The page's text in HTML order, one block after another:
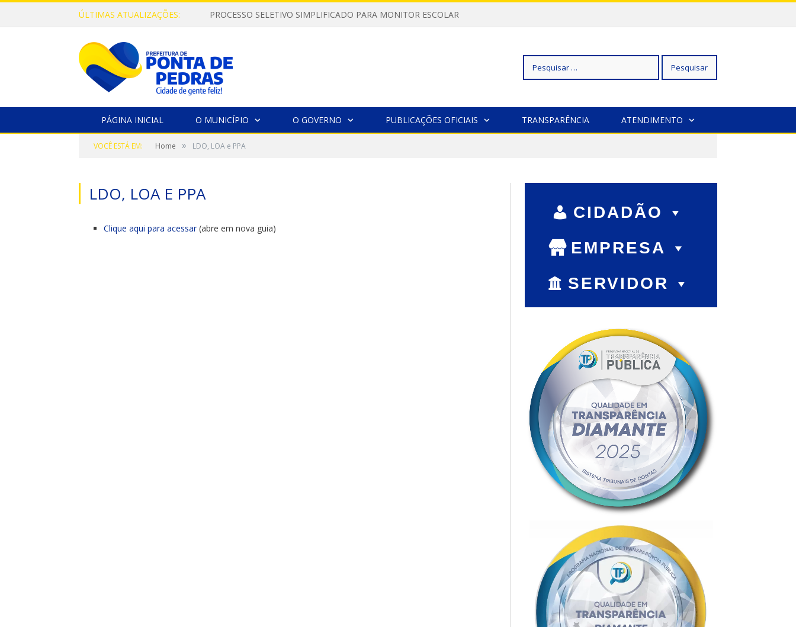
ÚLTIMAS ATUALIZAÇÕES: PROCESSO SELETIVO SIMPLIFICADO PARA MONITOR ESCOLAR
Pesquisar
PÁGINA INICIAL O MUNICÍPIO O GOVERNO PUBLICAÇÕES OFICIAIS TRANSPARÊNCIA ATENDIMENTO
VOCÊ ESTÁ EM: Home » LDO, LOA e PPA
LDO, LOA E PPA
Clique aqui para acessar(abre em nova guia)
CIDADÃO
EMPRESA
SERVIDOR